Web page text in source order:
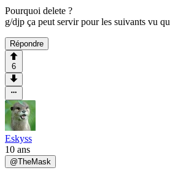
Pourquoi delete ?
g/djp ça peut servir pour les suivants vu
Répondre
6
Eskyss
10 ans
@TheMask